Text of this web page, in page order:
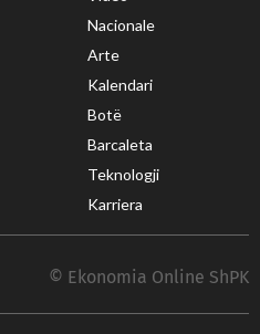
Nacionale
Arte
Kalendari
Botë
Barcaleta
Teknologji
Karriera
© Ekonomia Online ShPK